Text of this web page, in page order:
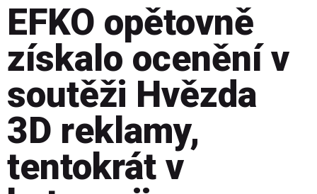
EFKO opětovně
získalo ocenění v
soutěži Hvězda
3D reklamy,
tentokrát v